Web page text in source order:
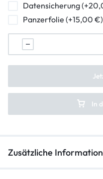
Ladebuchse Raparatur
Kopfhörerbuchse
Lautsprecher
Datensicherung
Panzerfolie (+15,00 €)
In
Zusätzliche